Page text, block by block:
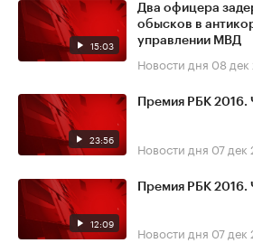
15:03
Два офицера
обысков в
управлении МВД
Новости дня 08 дек
23:56
Премия РБК 2016.
Новости дня 07 дек
12:09
Премия РБК 2016.
Новости дня 07 дек